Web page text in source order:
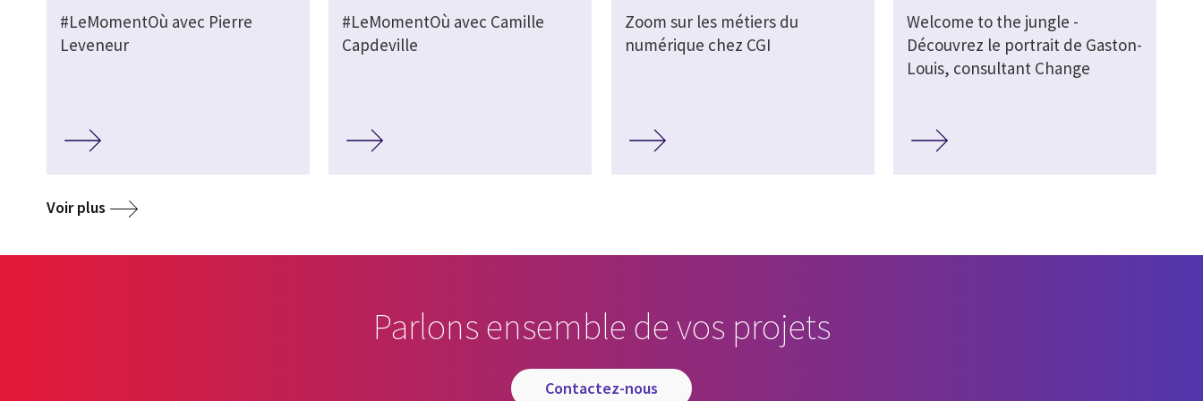
#LeMomentOù avec Pierre
Leveneur
#LeMomentOù avec Camille
Capdeville
Zoom sur les métiers du
numérique chez CGI
Welcome to the jungle -
Découvrez le portrait de Gaston-
Louis, consultant Change
Voir plus
Parlons ensemble de vos projets
contactez-nous